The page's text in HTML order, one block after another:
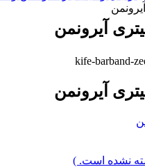
نشده است. )